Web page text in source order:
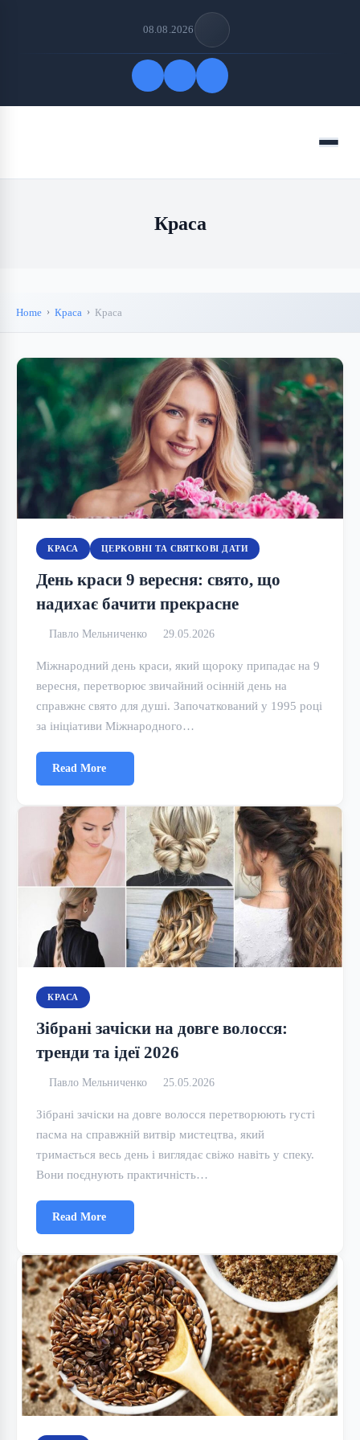
08.08.2026
Menu
Краса
Home Краса Краса
КРАСА ЦЕРКОВНІ ТА СВЯТКОВІ ДАТИ
День краси 9 вересня: свято, що
надихає бачити прекрасне
Павло Мельниченко 29.05.2026
Міжнародний день краси, який щороку припадає на 9
вересня, перетворює звичайний осінній день на
справжнє свято для душі. Започаткований у 1995 році
за ініціативи Міжнародного…
Read More
КРАСА
Зібрані зачіски на довге волосся:
тренди та ідеї 2026
Павло Мельниченко 25.05.2026
Зібрані зачіски на довге волосся перетворюють густі
пасма на справжній витвір мистецтва, який
тримається весь день і виглядає свіжо навіть у спеку.
Вони поєднують практичність…
Read More